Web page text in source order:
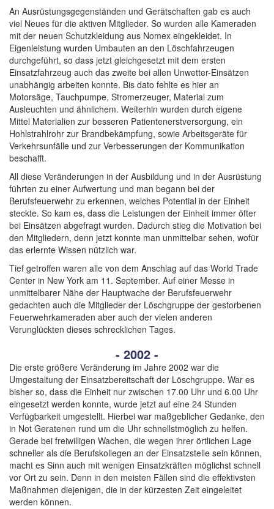
An Ausrüstungsgegenständen und Gerätschaften gab es auch
viel Neues für die aktiven Mitglieder. So wurden alle Kameraden
mit der neuen Schutzkleidung aus Nomex eingekleidet. In
Eigenleistung wurden Umbauten an den Löschfahrzeugen
durchgeführt, so dass jetzt gleichgesetzt mit dem ersten
Einsatzfahrzeug auch das zweite bei allen Unwetter-Einsätzen
unabhängig arbeiten konnte. Bis dato fehlte es hier an
Motorsäge, Tauchpumpe, Stromerzeuger, Material zum
Ausleuchten und ähnlichem. Weiterhin wurden durch eigene
Mittel Materialien zur besseren Patientenerstversorgung, ein
Hohlstrahlrohr zur Brandbekämpfung, sowie Arbeitsgeräte für
Verkehrsunfälle und zur Verbesserungen der Kommunikation
beschafft.
All diese Veränderungen in der Ausbildung und in der Ausrüstung
führten zu einer Aufwertung und man begann bei der
Berufsfeuerwehr zu erkennen, welches Potential in der Einheit
steckte. So kam es, dass die Leistungen der Einheit immer öfter
bei Einsätzen abgefragt wurden. Dadurch stieg die Motivation bei
den Mitgliedern, denn jetzt konnte man unmittelbar sehen, wofür
das erlernte Wissen nützlich war.
Tief getroffen waren alle von dem Anschlag auf das World Trade
Center in New York am 11. September. Auf einer Messe in
unmittelbarer Nähe der Hauptwache der Berufsfeuerwehr
gedachten auch die Mitglieder der Löschgruppe der gestorbenen
Feuerwehrkameraden aber auch der vielen anderen
Verunglückten dieses schrecklichen Tages.
- 2002 -
Die erste größere Veränderung im Jahre 2002 war die
Umgestaltung der Einsatzbereitschaft der Löschgruppe. War es
bisher so, dass die Einheit nur zwischen 17.00 Uhr und 6.00 Uhr
eingesetzt werden konnte, wurde jetzt auf eine 24 Stunden
Verfügbarkeit umgestellt. Hierbei war maßgeblicher Gedanke, den
in Not Geratenen rund um die Uhr schnellstmöglich zu helfen.
Gerade bei freiwilligen Wachen, die wegen ihrer örtlichen Lage
schneller als die Berufskollegen an der Einsatzstelle sein können,
macht es Sinn auch mit wenigen Einsatzkräften möglichst schnell
vor Ort zu sein. Denn in den meisten Fällen sind die effektivsten
Maßnahmen diejenigen, die in der kürzesten Zeit eingeleitet
werden können.